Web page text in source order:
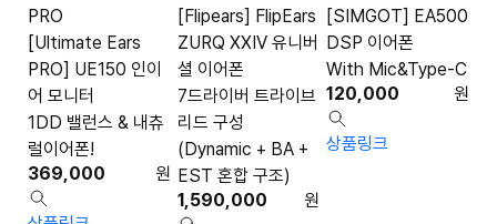
PRO
[Ultimate Ears
PRO] UE150 인이
어 모니터
1DD 밸런스 & 내츄
럴이어폰!
369,000
원
[Flipears] FlipEars
ZURQ XXIV 유니버
셜 이어폰
7드라이버 트라이브
리드 구성
(Dynamic + BA +
EST 혼합 구조)
1,590,000
원
[SIMGOT] EA500
DSP 이어폰
With Mic&Type-C
120,000
원
상품링크